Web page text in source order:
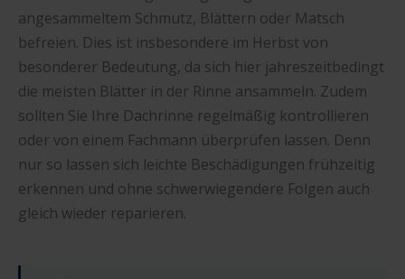
angesammeltem Schmutz, Blättern oder Matsch
befreien. Dies ist insbesondere im Herbst von
besonderer Bedeutung, da sich hier jahreszeitbedingt
die meisten Blätter in der Rinne ansammeln. Zudem
sollten Sie Ihre Dachrinne regelmäßig kontrollieren
oder von einem Fachmann überprüfen lassen. Denn
nur so lassen sich leichte Beschädigungen frühzeitig
erkennen und ohne schwerwiegendere Folgen auch
gleich wieder reparieren.